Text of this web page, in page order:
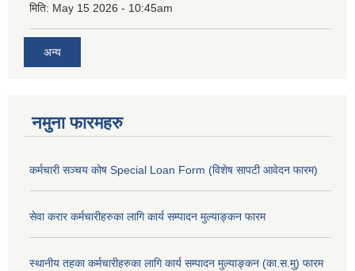
मिति: May 15 2026 - 10:45am
अन्य
नमुना फारमहरु
कर्मचारी सञ्चय कोष Special Loan Form (विशेष सापटी आवेदन फारम)
सेवा करार कर्मचारीहरुका लागि कार्य सम्पादन मुल्याङ्कन फारम
स्थानीय तहका कर्मचारीहरुका लागि कार्य सम्पादन मुल्याङ्कन (का.स.मु) फारम